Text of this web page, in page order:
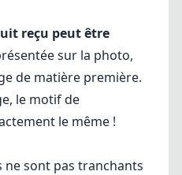
reçu peut être
sur la photo,
de matière première.
le motif de
le même !
sont pas tranchants